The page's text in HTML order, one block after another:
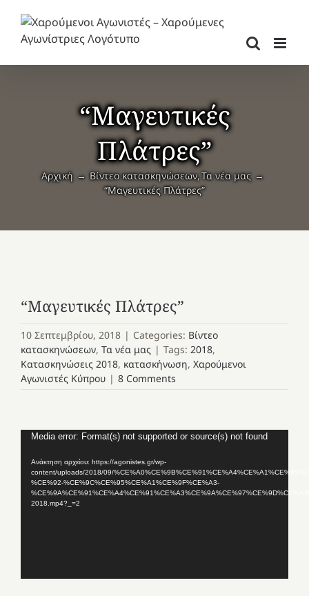
περιεχόμενο
“Μαγευτικές
Πλάτρες”
Αρχική Βίντεο κατασκηνώσεων Τα νέα μας
“Μαγευτικές Πλάτρες”
“Μαγευτικές Πλάτρες”
10 Σεπτεμβρίου, 2018 | Categories: Βίντεο
κατασκηνώσεων, Τα νέα μας | Tags: 2018,
Κατασκηνώσεις 2018, κατασκήνωση, Χαρούμενοι
Αγωνιστές Κύπρου | 8 Comments
Πρόγραμμα
Βίντεο
Media error: Format(s) not supported or source(s) not found
Ανάκτηση αρχείου: https://agonistes.gr/wp-
content/uploads/2018/09/
%CE%92-%CE%9C%CE%95%CE%A1%CE%9F%CE%A3-
2018.mp4?_=2